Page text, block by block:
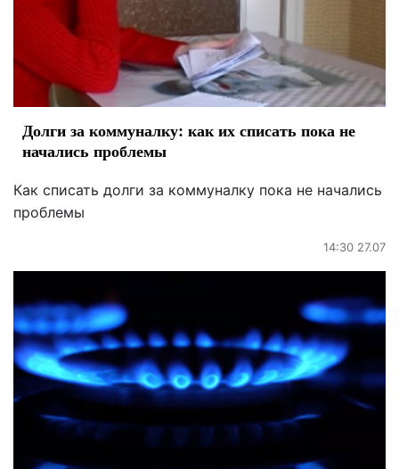
Долги за коммуналку: как их списать пока не
начались проблемы
Как списать долги за коммуналку пока не начались
проблемы
14:30 27.07